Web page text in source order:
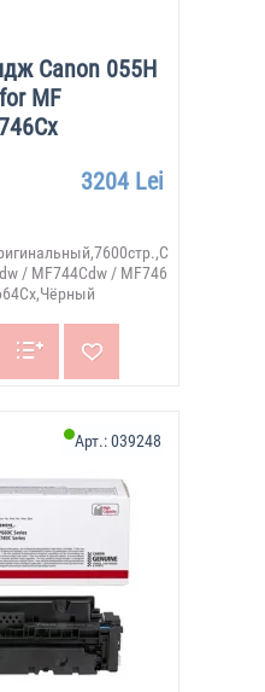
Canon 055H
MF
3204 Lei
/ MF744Cdw / MF746
Арт.:039248